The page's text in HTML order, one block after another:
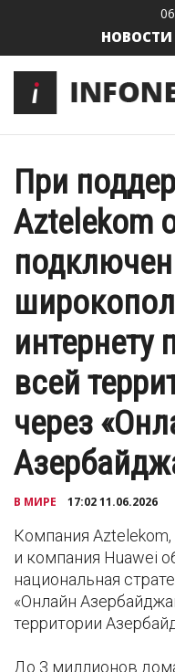
При
Aztelekom
интернету
всей
через
В МИРЕ 17:02 11.06.2026
Компания Aztelekom,
и компания Huawei
национальная
«Онлайн
территории
До 3 миллионов